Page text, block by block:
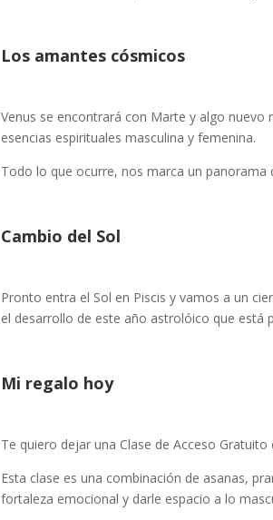
Los amantes cósmicos
Venus se encontrará con Marte y algo nuevo
esencias espirituales masculina y femenina.
Todo lo que ocurre, nos marca un panorama
Cambio del Sol
Pronto entra el Sol en Piscis y vamos a un
el desarrollo de este año astrolóico que está
Mi regalo hoy
Te quiero dejar una Clase de Acceso
Esta clase es una combinación de asanas,
fortaleza emocional y darle espacio a lo